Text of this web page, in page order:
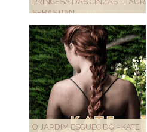
SEBASTIAN
O JARDIM ESQUECIDO - KATE